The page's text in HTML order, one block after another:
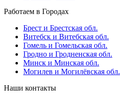
Работаем в Городах
Брест и Брестская обл.
Витебск и Витебская обл.
Гомель и Гомельская обл.
Гродно и Гродненская обл.
Минск и Минская обл.
Могилев и Могилёвская обл.
Наши контакты